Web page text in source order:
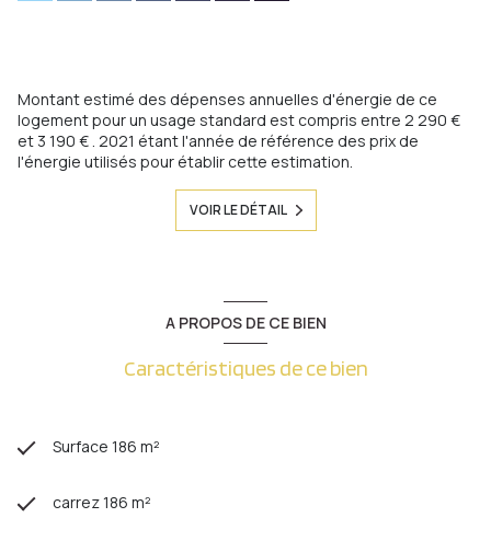
Montant estimé des dépenses annuelles d'énergie de ce
logement pour un usage standard est compris entre 2 290 €
et 3 190 € . 2021 étant l'année de référence des prix de
l'énergie utilisés pour établir cette estimation.
VOIR LE DÉTAIL
A PROPOS DE CE BIEN
Caractéristiques de ce bien
Surface 186 m²
carrez 186 m²